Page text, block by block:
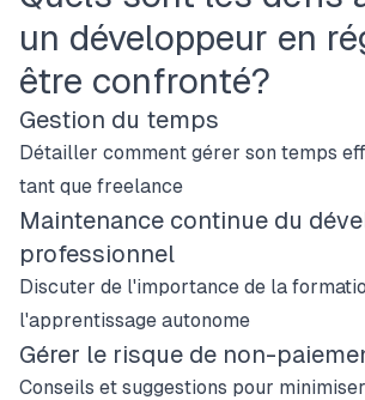
un développeur en
être confronté?
Gestion du temps
Détailler comment gérer son temps
tant que freelance
Maintenance continue du
professionnel
Discuter de l'importance de la
l'apprentissage autonome
Gérer le risque de non-
Conseils et suggestions pour